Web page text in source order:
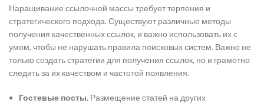
Наращивание ссылочной массы требует терпения и
стратегического подхода. Существуют различные методы
получения качественных ссылок, и важно использовать их с
умом, чтобы не нарушать правила поисковых систем. Важно не
только создать стратегии для получения ссылок, но и грамотно
следить за их качеством и частотой появления.
Гостевые посты. Размещение статей на других